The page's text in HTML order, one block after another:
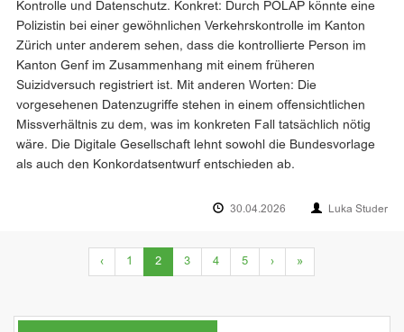
Kontrolle und Datenschutz. Konkret: Durch POLAP könnte eine
Polizistin bei einer gewöhnlichen Verkehrskontrolle im Kanton
Zürich unter anderem sehen, dass die kontrollierte Person im
Kanton Genf im Zusammenhang mit einem früheren
Suizidversuch registriert ist. Mit anderen Worten: Die
vorgesehenen Datenzugriffe stehen in einem offensichtlichen
Missverhältnis zu dem, was im konkreten Fall tatsächlich nötig
wäre. Die Digitale Gesellschaft lehnt sowohl die Bundesvorlage
als auch den Konkordatsentwurf entschieden ab.
30.04.2026 Luka Studer
‹ 1 2(current)
3 4 5 › »